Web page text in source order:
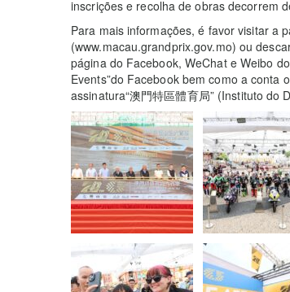
inscrições e recolha de obras decorrem
Para mais informações, é favor visitar a
(www.macau.grandprix.gov.mo) ou
página do Facebook, WeChat e Weibo
Events”do Facebook bem como a conta
assinatura“澳門特區體育局” (Instituto do